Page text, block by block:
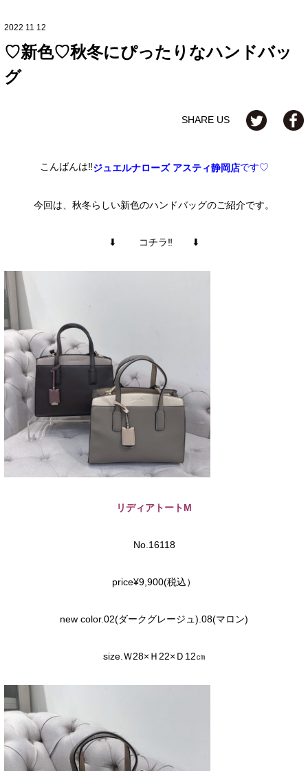
2022 11 12
♡新色♡秋冬にぴったりなハンドバッ
グ
SHARE US
こんばんは‼︎ジュエルナローズ アスティ静岡店です♡
今回は、秋冬らしい新色のハンドバッグのご紹介です。
⬇︎ コチラ‼︎ ⬇︎
リディアトートM
No.16118
price¥9,900(税込）
new color.02(ダークグレージュ).08(マロン)
size.Ｗ28×Ｈ22×Ｄ12㎝